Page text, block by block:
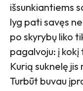
išsunkiantiems
lyg pati savęs
po skyrybų liko
pagalvoju: į
Kurią suknelę
Turbūt buvau